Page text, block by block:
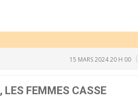
15 MARS 2024 20 H 00
LES FEMMES CASSE